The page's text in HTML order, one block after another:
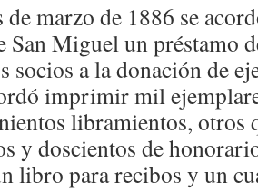
marzo de 1886 se
San Miguel un préstamo
socios a la donación de
imprimir mil
libramientos, otros
y doscientos de
libro para recibos y un